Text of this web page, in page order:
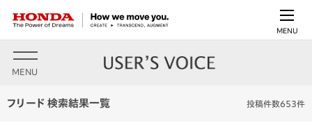
MENU
MENU
フリード 検索結果一覧 投稿件数653件